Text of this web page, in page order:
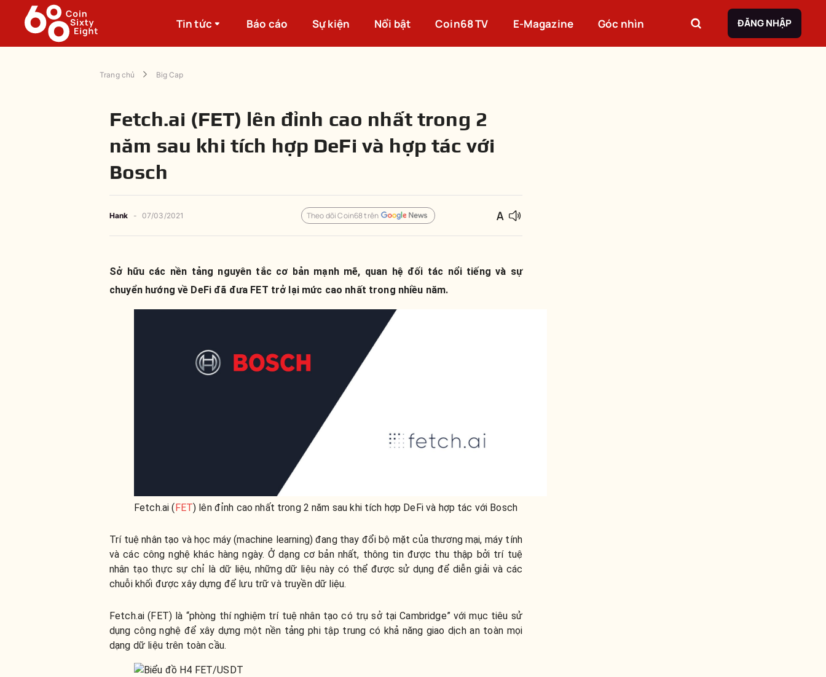
Tin tức Báo cáo Sự kiện Nổi bật Coin68 TV E-Magazine Góc nhìn ĐĂNG NHẬP
Trang chủ Big Cap
Fetch.ai (FET) lên đỉnh cao nhất trong 2
năm sau khi tích hợp DeFi và hợp tác với
Bosch
Hank - 07/03/2021 Theo dõi Coin68 trên
Sở hữu các nền tảng nguyên tắc cơ bản mạnh mẽ, quan hệ đối tác nổi tiếng và sự
chuyển hướng về DeFi đã đưa FET trở lại mức cao nhất trong nhiều năm.
Fetch.ai (FET) lên đỉnh cao nhất trong 2 năm sau khi tích hợp DeFi và hợp tác với Bosch
Trí tuệ nhân tạo và học máy (machine learning) đang thay đổi bộ mặt của thương mại, máy tính
và các công nghệ khác hàng ngày. Ở dạng cơ bản nhất, thông tin được thu thập bởi trí tuệ
nhân tạo thực sự chỉ là dữ liệu, những dữ liệu này có thể được sử dụng để diễn giải và các
chuỗi khối được xây dựng để lưu trữ và truyền dữ liệu.
Fetch.ai (FET) là “phòng thí nghiệm trí tuệ nhân tạo có trụ sở tại Cambridge” với mục tiêu sử
dụng công nghệ để xây dựng một nền tảng phi tập trung có khả năng giao dịch an toàn mọi
dạng dữ liệu trên toàn cầu.